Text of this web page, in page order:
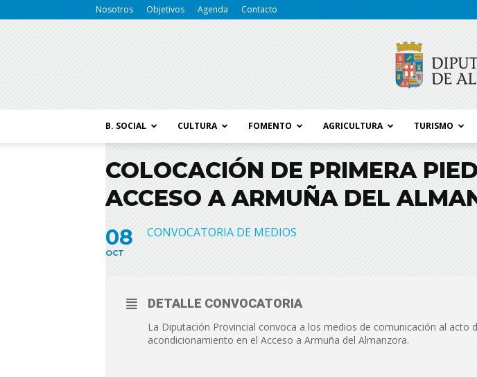
Nosotros Objetivos Agenda Contacto
B. SOCIAL CULTURA FOMENTO AGRICULTURA TURISMO
COLOCACIÓN DE PRIMERA
ACCESO A ARMUÑA DEL
08
OCT
CONVOCATORIA DE MEDIOS
DETALLE CONVOCATORIA
La Diputación Provincial convoca a los medios de comunicación al
acondicionamiento en el Acceso a Armuña del Almanzora.